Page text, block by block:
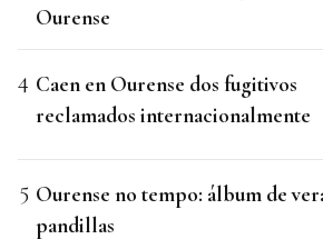
Ourense
Caen en Ourense dos fugitivos
reclamados internacionalmente
Ourense no tempo: álbum de
pandillas